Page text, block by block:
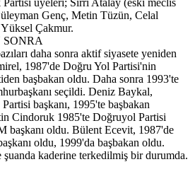
üyeleri; Sırrı Atalay (eski meclis
Genç, Metin Tüzün, Celal
Çakmur.
daha sonra aktif siyasete yeniden
1987'de Doğru Yol Partisi'nin
başbakan oldu. Daha sonra 1993'te
seçildi. Deniz Baykal,
başkanı, 1995'te başbakan
Cindoruk 1985'te Doğruyol Partisi
başkanı oldu. Bülent Ecevit, 1987'de
oldu, 1999'da başbakan oldu.
şuanda kaderine terkedilmiş bir durumda.